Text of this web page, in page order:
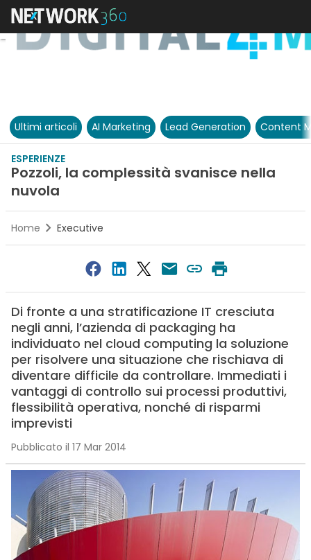
Ultimi articoli AI Marketing Lead Generation Content
ESPERIENZE
Pozzoli, la complessità svanisce nella
nuvola
Home Executive
Di fronte a una stratificazione IT cresciuta
negli anni, l’azienda di packaging ha
individuato nel cloud computing la soluzione
per risolvere una situazione che rischiava di
diventare difficile da controllare. Immediati i
vantaggi di controllo sui processi produttivi,
flessibilità operativa, nonché di risparmi
imprevisti
Pubblicato il 17 Mar 2014